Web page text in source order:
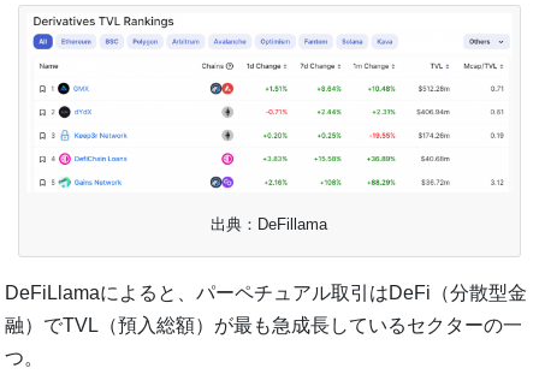
出典：DeFillama
DeFiLlamaによると、パーペチュアル取引はDeFi（分散型金
融）でTVL（預入総額）が最も急成長しているセクターの一
つ。